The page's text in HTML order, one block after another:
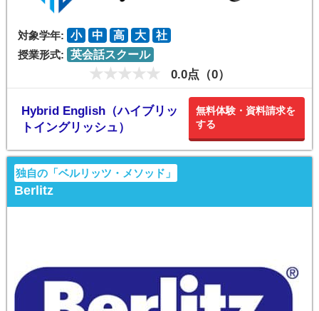
対象学年: 小 中 高 大
社
授業形式: 英会話スクール
0.0点（0）
Hybrid English（ハイブリッ
トイングリッシュ）
無料体験・資料請求を
する
独自の「ベルリッツ・メソッド」
Berlitz